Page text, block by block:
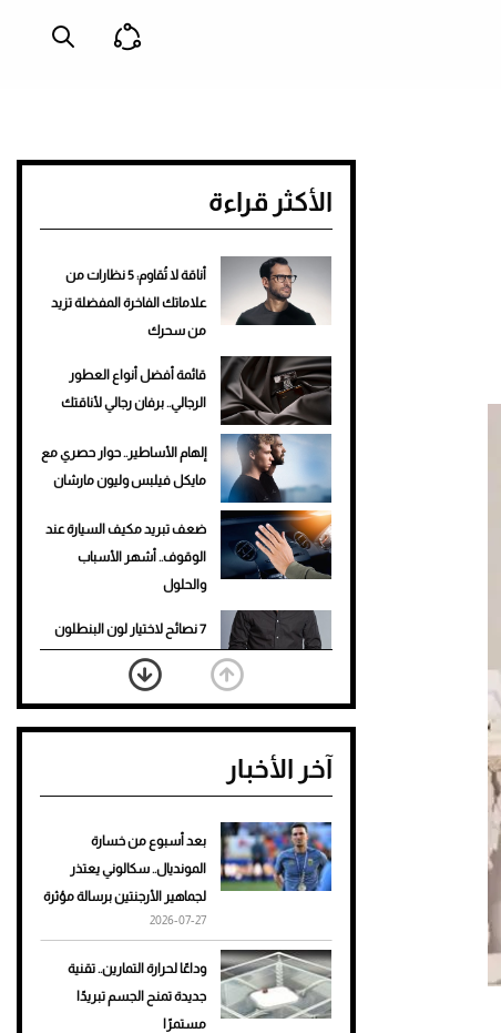
الأكثر قراءة
أناقة لا تُقاوم: 5 نظارات من
علاماتك الفاخرة المفضلة تزيد
من سحرك
قائمة أفضل أنواع العطور
الرجالي.. برفان رجالي لأناقتك
إلهام الأساطير.. حوار حصري مع
مايكل فيلبس وليون مارشان
ضعف تبريد مكيف السيارة عند
الوقوف.. أشهر الأسباب
والحلول
7 نصائح لاختيار لون البنطلون
المناسب للقميص الأسود
نرى المستقبل من خلال
تصميماتنا.. كيف حجزت 1886
تمنحك فخامة استثنائية
هوى الأبطال
أفضل تدريج للشعر الطويل
لإطلالة جريئة وعصرية
آخر الأخبار
بعد أسبوع من خسارة
المونديال.. سكالوني يعتذر
لجماهير الأرجنتين برسالة مؤثرة
2026-07-27
وداعًا لحرارة التمارين.. تقنية
جديدة تمنح الجسم تبريدًا
مستمرًا